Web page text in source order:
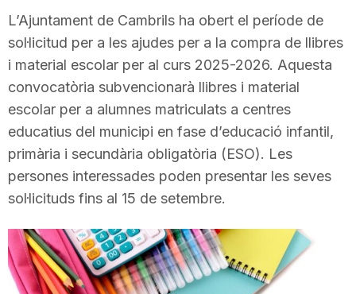
i
u
t
d
L’Ajuntament de Cambrils ha obert el període de
sol·licitud per a les ajudes per a la compra de llibres
i material escolar per al curs 2025-2026. Aquesta
convocatòria subvencionarà llibres i material
escolar per a alumnes matriculats a centres
educatius del municipi en fase d’educació infantil,
primària i secundària obligatòria (ESO). Les
persones interessades poden presentar les seves
sol·licituds fins al 15 de setembre.